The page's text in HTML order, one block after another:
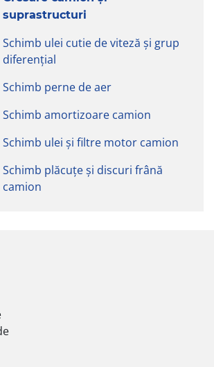
suprastructuri
Schimb ulei cutie de viteză și grup
diferențial
Schimb perne de aer
Schimb amortizoare camion
Schimb ulei și filtre motor camion
Schimb plăcuțe și discuri frână
camion